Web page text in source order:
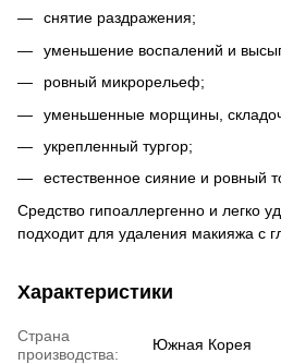
снятие раздражения;
уменьшение воспалений и
ровный микрорельеф;
уменьшенные морщины,
укрепленный тургор;
естественное сияние и ровный
Средство гипоаллергенно и легко
подходит для удаления макияжа с
Характеристики
Страна
производства:
Южная Корея